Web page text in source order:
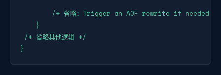
/* 省略：Trigger an AOF rewrite if needed.
}
/* 省略其他逻辑 */
}